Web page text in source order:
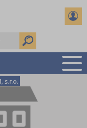
ŠKOL
A K MATURITĚ
s.r.o.